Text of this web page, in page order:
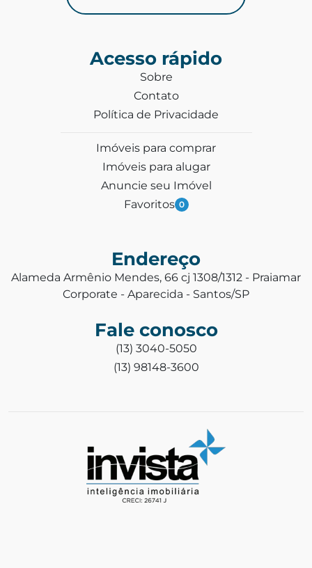
Acesso rápido
Sobre
Contato
Política de Privacidade
Imóveis para comprar
Imóveis para alugar
Anuncie seu Imóvel
Favoritos 0
Endereço
Alameda Armênio Mendes, 66 cj 1308/1312 - Praiamar
Corporate - Aparecida - Santos/SP
Fale conosco
(13) 3040-5050
(13) 98148-3600